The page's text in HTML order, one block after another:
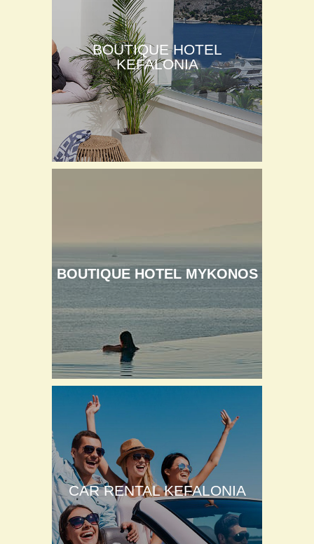
BOUTIQUE HOTEL
KEFALONIA
BOUTIQUE HOTEL MYKONOS
CAR RENTAL KEFALONIA